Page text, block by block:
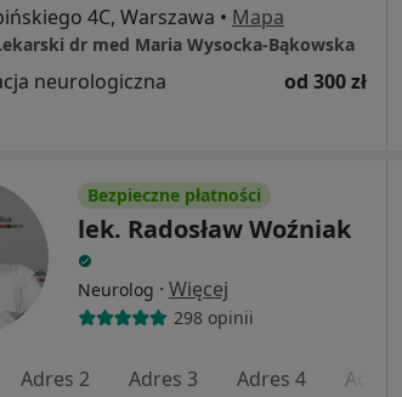
4C, Warszawa • Mapa
dr med Maria Wysocka-Bąkowska
neurologiczna od 300 zł
Bezpieczne płatności
lek. Radosław Woźniak
Neurolog · Więcej
298 opinii
Adres 2 Adres 3 Adres 4 Adres 5